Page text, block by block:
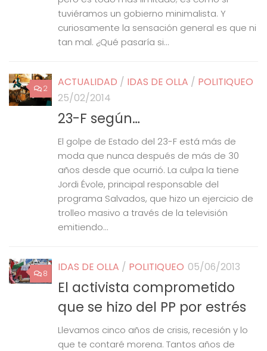
tuviéramos un gobierno minimalista. Y
curiosamente la sensación general es que ni
tan mal. ¿Qué pasaría si...
2 ACTUALIDAD / IDAS DE OLLA / POLITIQUEO
25/02/2014
23-F según…
El golpe de Estado del 23-F está más de
moda que nunca después de más de 30
años desde que ocurrió. La culpa la tiene
Jordi Évole, principal responsable del
programa Salvados, que hizo un ejercicio de
trolleo masivo a través de la televisión
emitiendo...
8 IDAS DE OLLA / POLITIQUEO 05/06/2013
El activista comprometido
que se hizo del PP por estrés
Llevamos cinco años de crisis, recesión y lo
que te contaré morena. Tantos años de